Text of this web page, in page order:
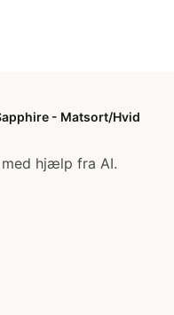
- Matsort/Hvid
hjælp fra AI.